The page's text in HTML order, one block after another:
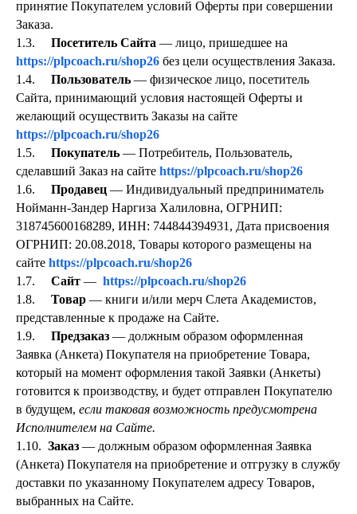
принятие Покупателем условий Оферты при совершении
Заказа.
1.3. Посетитель Сайта — лицо, пришедшее на
https://plpcoach.ru/shop26 без цели осуществления Заказа.
1.4. Пользователь — физическое лицо, посетитель
Сайта, принимающий условия настоящей Оферты и
желающий осуществить Заказы на сайте
https://plpcoach.ru/shop26
1.5. Покупатель — Потребитель, Пользователь,
сделавший Заказ на сайте https://plpcoach.ru/shop26
1.6. Продавец — Индивидуальный предприниматель
Нойманн-Зандер Наргиза Халиловна, ОГРНИП:
318745600168289, ИНН: 744844394931, Дата присвоения
ОГРНИП: 20.08.2018, Товары которого размещены на
сайте https://plpcoach.ru/shop26
1.7. Сайт — https://plpcoach.ru/shop26
1.8. Товар — книги и/или мерч Слета Академистов,
представленные к продаже на Сайте.
1.9. Предзаказ — должным образом оформленная
Заявка (Анкета) Покупателя на приобретение Товара,
который на момент оформления такой Заявки (Анкеты)
готовится к производству, и будет отправлен Покупателю
в будущем, если таковая возможность предусмотрена
Исполнителем на Сайте.
1.10. Заказ — должным образом оформленная Заявка
(Анкета) Покупателя на приобретение и отгрузку в службу
доставки по указанному Покупателем адресу Товаров,
выбранных на Сайте.